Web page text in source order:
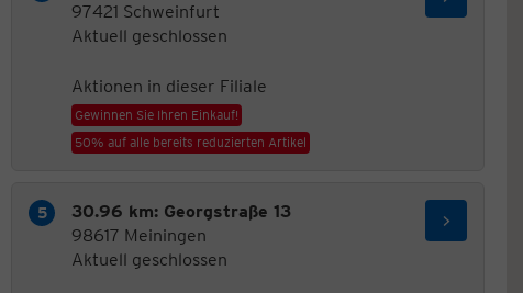
97421 Schweinfurt
Aktuell geschlossen
Aktionen in dieser Filiale
Gewinnen Sie Ihren Einkauf!
50% auf alle bereits reduzierten Artikel
30.96 km: Georgstraße 13
98617 Meiningen
Aktuell geschlossen